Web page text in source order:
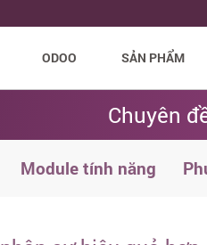
ODOO SẢN PHẨM
Chuyên
Module tính năng